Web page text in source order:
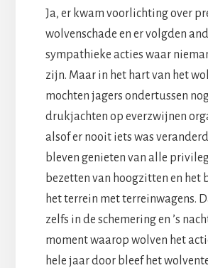
Ja, er kwam voorlichting over
wolvenschade en er volgden
sympathieke acties waar
zijn. Maar in het hart van het
mochten jagers ondertussen
drukjachten op everzwijnen
alsof er nooit iets was
bleven genieten van alle
bezetten van hoogzitten en het
het terrein met terreinwagens.
zelfs in de schemering en ’s
moment waarop wolven het
hele jaar door bleef het